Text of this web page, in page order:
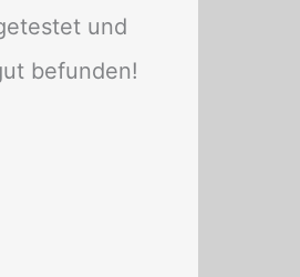
und
befunden!